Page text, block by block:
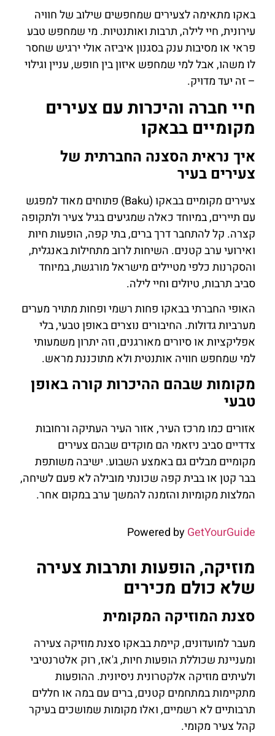
באקו מתאימה לצעירים שמחפשים שילוב של חוויה
עירונית, חיי לילה, תרבות ואותנטיות. מי שמחפש טבע
פראי או מסיבות ענק בסגנון איביזה אולי ירגיש שחסר
לו משהו, אבל למי שמחפש איזון בין חופש, עניין וגילוי
– זה יעד מדויק.
חיי חברה והיכרות עם צעירים
מקומיים בבאקו
איך נראית הסצנה החברתית של
צעירים בעיר
צעירים מקומיים בבאקו (Baku) פתוחים מאוד למפגש
עם תיירים, במיוחד כאלה שמגיעים בגיל צעיר ולתקופה
קצרה. קל להתחבר דרך ברים, בתי קפה, הופעות חיות
ואירועי ערב קטנים. השיחות לרוב מתחילות באנגלית,
והסקרנות כלפי מטיילים מישראל מורגשת, במיוחד
סביב תרבות, טיולים וחיי לילה.
האופי החברתי בבאקו פחות רשמי ופחות מתויר מערים
מערביות גדולות. החיבורים נוצרים באופן טבעי, בלי
אפליקציות או סיורים מאורגנים, וזה יתרון משמעותי
למי שמחפש חוויה אותנטית ולא מתוכננת מראש.
מקומות שבהם ההיכרות קורה באופן
טבעי
אזורים כמו מרכז העיר, אזור העיר העתיקה ורחובות
צדדיים סביב ניזאמי הם מוקדים שבהם צעירים
מקומיים מבלים גם באמצע השבוע. ישיבה משותפת
בבר קטן או בבית קפה שכונתי מובילה לא פעם לשיחה,
המלצות מקומיות והזמנה להמשך ערב במקום אחר.
Powered byGetYourGuide
מוזיקה, הופעות ותרבות צעירה
שלא כולם מכירים
סצנת המוזיקה המקומית
מעבר למועדונים, קיימת בבאקו סצנת מוזיקה צעירה
ומעניינת שכוללת הופעות חיות, ג'אז, רוק אלטרנטיבי
ולעיתים מוזיקה אלקטרונית ניסיונית. ההופעות
מתקיימות במתחמים קטנים, ברים עם במה או חללים
תרבותיים לא רשמיים, ואלו מקומות שמושכים בעיקר
קהל צעיר מקומי.